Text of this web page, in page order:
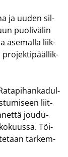
ja uuden sil­
puo­li­vä­lin
ase­mal­la liik­
pro­jek­ti­pääl­lik­
liit­
jou­du­
Töi­
tar­kem­